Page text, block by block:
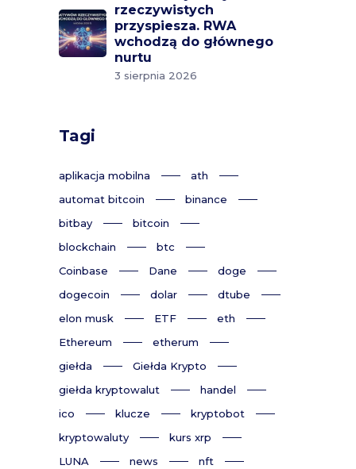
rzeczywistych
przyspiesza. RWA
wchodzą do głównego
nurtu
3 sierpnia 2026
Tagi
aplikacja mobilna
ath
automat bitcoin
binance
bitbay
bitcoin
blockchain
btc
Coinbase
Dane
doge
dogecoin
dolar
dtube
elon musk
ETF
eth
Ethereum
etherum
giełda
Giełda Krypto
giełda kryptowalut
handel
ico
klucze
kryptobot
kryptowaluty
kurs xrp
LUNA
news
nft